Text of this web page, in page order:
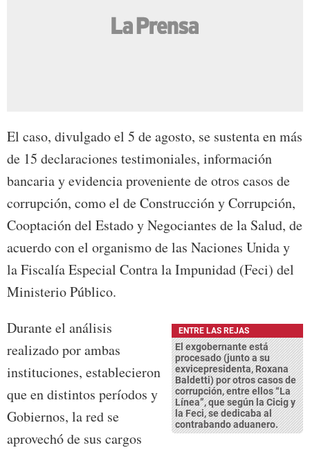
El caso, divulgado el 5 de agosto, se sustenta en más
de 15 declaraciones testimoniales, información
bancaria y evidencia proveniente de otros casos de
corrupción, como el de Construcción y Corrupción,
Cooptación del Estado y Negociantes de la Salud, de
acuerdo con el organismo de las Naciones Unida y
la Fiscalía Especial Contra la Impunidad (Feci) del
Ministerio Público.
ENTRE LAS REJAS
El exgobernante está
procesado (junto a su
exvicepresidenta, Roxana
Baldetti) por otros casos de
corrupción, entre ellos “La
Línea”, que según la Cicig y
la Feci, se dedicaba al
contrabando aduanero.
Durante el análisis
realizado por ambas
instituciones, establecieron
que en distintos períodos y
Gobiernos, la red se
aprovechó de sus cargos